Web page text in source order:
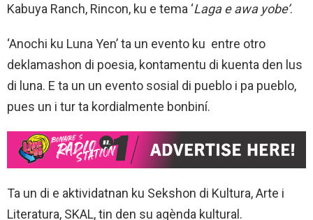
Kabuya Ranch, Rincon, ku e tema ‘Laga e awa yobe’.
‘Anochi ku Luna Yen’ ta un evento ku entre otro
deklamashon di poesia, kontamentu di kuenta den lus
di luna. E ta un un evento sosial di pueblo i pa pueblo,
pues un i tur ta kordialmente bonbiní.
Ta un di e aktividatnan ku Sekshon di Kultura, Arte i
Literatura, SKAL, tin den su agènda kultural.